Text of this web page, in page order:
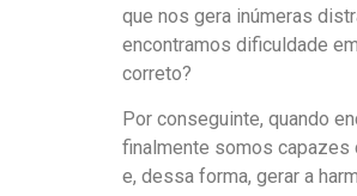
que nos gera inúmeras
encontramos dificuldade
correto?
Por conseguinte, quando
finalmente somos capazes
e, dessa forma, gerar a